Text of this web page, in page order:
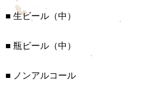
■ 生ビール（中）
■ 瓶ビール（中）
■ ノンアルコール